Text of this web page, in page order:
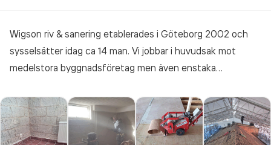
Wigson riv & sanering etablerades i Göteborg 2002 och
sysselsätter idag ca 14 man. Vi jobbar i huvudsak mot
medelstora byggnadsföretag men även enstaka
försäkringsskador och kundanpassning av lokalytor.